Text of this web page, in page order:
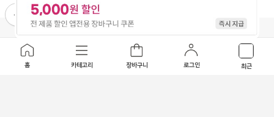
(주)퍼니엠 사업자정보
사업자번호조회 구매안전서비스 개인정보취급방침 이용약관
홈 카테고리 장바구니 로그인 최근